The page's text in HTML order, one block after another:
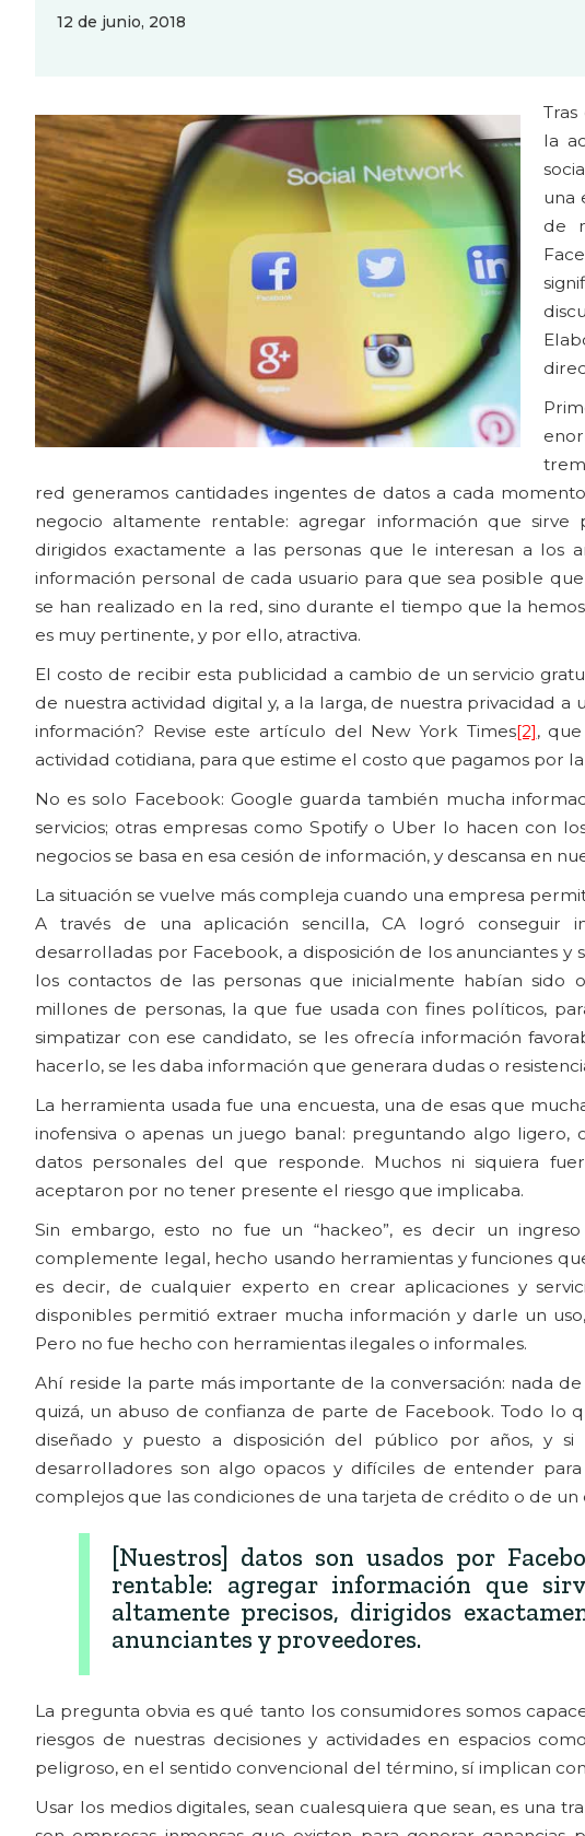
12 de junio, 2018
la
una
de
red generamos cantidades ingentes de datos a cada
negocio altamente rentable: agregar información que sirve
dirigidos exactamente a las personas que le interesan a los
información personal de cada usuario para que sea posible
se han realizado en la red, sino durante el tiempo que la
es muy pertinente, y por ello, atractiva.
El costo de recibir esta publicidad a cambio de un servicio
de nuestra actividad digital y, a la larga, de nuestra privacidad
información? Revise este artículo del New York Times[2],
actividad cotidiana, para que estime el costo que pagamos por
No es solo Facebook: Google guarda también mucha
servicios; otras empresas como Spotify o Uber lo hacen con
negocios se basa en esa cesión de información, y descansa en
La situación se vuelve más compleja cuando una empresa
A través de una aplicación sencilla, CA logró conseguir
desarrolladas por Facebook, a disposición de los anunciantes
los contactos de las personas que inicialmente habían
millones de personas, la que fue usada con fines políticos,
simpatizar con ese candidato, se les ofrecía información
hacerlo, se les daba información que generara dudas o
La herramienta usada fue una encuesta, una de esas que
inofensiva o apenas un juego banal: preguntando algo
datos personales del que responde. Muchos ni siquiera
aceptaron por no tener presente el riesgo que implicaba.
Sin embargo, esto no fue un “hackeo”, es decir un
complemente legal, hecho usando herramientas y funciones
es decir, de cualquier experto en crear aplicaciones y
disponibles permitió extraer mucha información y darle un
Pero no fue hecho con herramientas ilegales o informales.
Ahí reside la parte más importante de la conversación: nada
quizá, un abuso de confianza de parte de Facebook. Todo lo
diseñado y puesto a disposición del público por años, y
desarrolladores son algo opacos y difíciles de entender
complejos que las condiciones de una tarjeta de crédito o de
[Nuestros] datos son usados por
rentable: agregar información que
altamente precisos, dirigidos
anunciantes y proveedores.
La pregunta obvia es qué tanto los consumidores somos
riesgos de nuestras decisiones y actividades en espacios
peligroso, en el sentido convencional del término, sí implican
Usar los medios digitales, sean cualesquiera que sean, es una